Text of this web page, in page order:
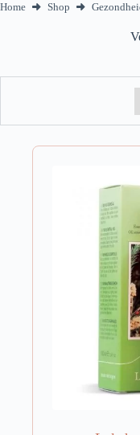
Home Shop